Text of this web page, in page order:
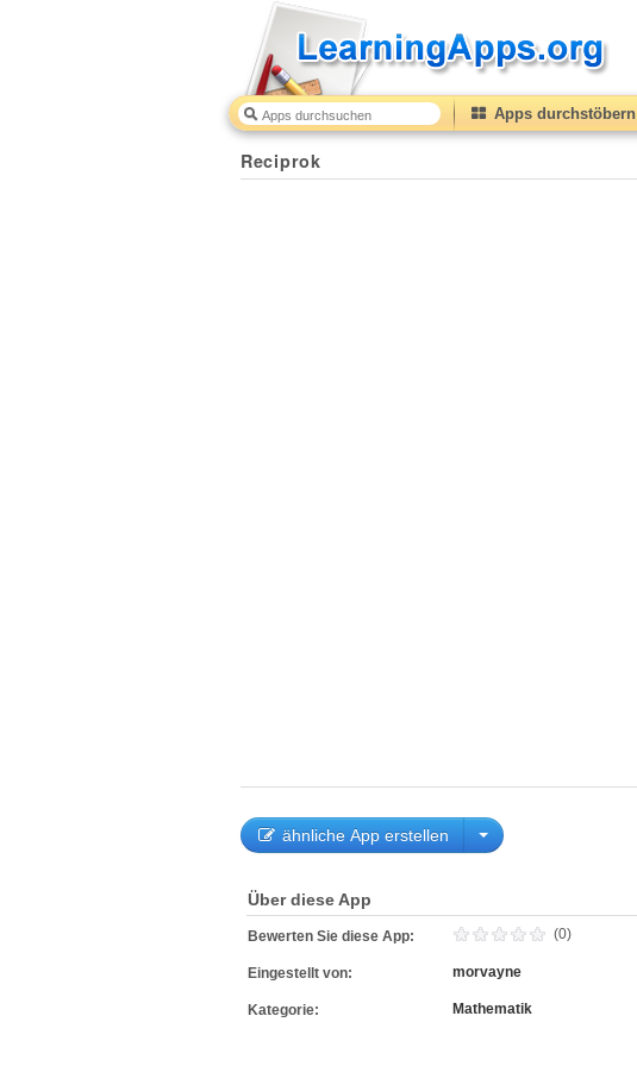
Apps durchstöbern
Reciprok
ähnliche App erstellen
Über diese App
Bewerten Sie diese App: (0)
Eingestellt von: morvayne
Kategorie: Mathematik